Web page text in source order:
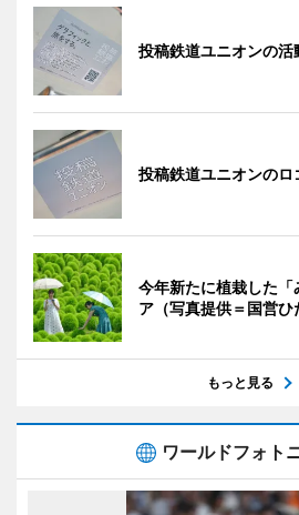
投稿鉄道ユニオンの活
投稿鉄道ユニオンのロ
今年新たに植栽した
ア（写真提供＝国営ひ
もっと見る
ワールドフォト